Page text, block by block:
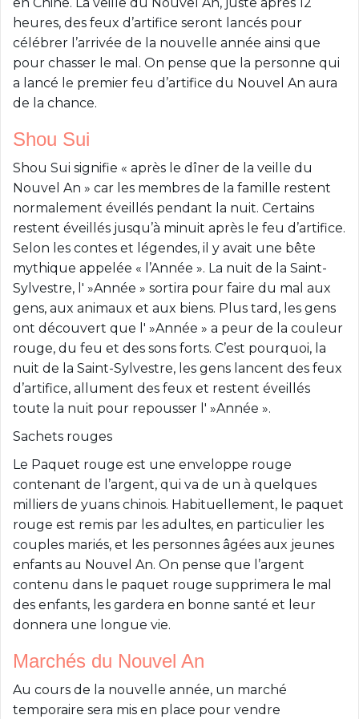
heures, des feux d’artifice seront lancés pour
célébrer l’arrivée de la nouvelle année ainsi que
pour chasser le mal. On pense que la personne qui
a lancé le premier feu d’artifice du Nouvel An aura
de la chance.
Shou Sui
Shou Sui signifie « après le dîner de la veille du
Nouvel An » car les membres de la famille restent
normalement éveillés pendant la nuit. Certains
restent éveillés jusqu’à minuit après le feu d’artifice.
Selon les contes et légendes, il y avait une bête
mythique appelée « l’Année ». La nuit de la Saint-
Sylvestre, l' »Année » sortira pour faire du mal aux
gens, aux animaux et aux biens. Plus tard, les gens
ont découvert que l' »Année » a peur de la couleur
rouge, du feu et des sons forts. C’est pourquoi, la
nuit de la Saint-Sylvestre, les gens lancent des feux
d’artifice, allument des feux et restent éveillés
toute la nuit pour repousser l' »Année ».
Sachets rouges
Le Paquet rouge est une enveloppe rouge
contenant de l’argent, qui va de un à quelques
milliers de yuans chinois. Habituellement, le paquet
rouge est remis par les adultes, en particulier les
couples mariés, et les personnes âgées aux jeunes
enfants au Nouvel An. On pense que l’argent
contenu dans le paquet rouge supprimera le mal
des enfants, les gardera en bonne santé et leur
donnera une longue vie.
Marchés du Nouvel An
Au cours de la nouvelle année, un marché
temporaire sera mis en place pour vendre